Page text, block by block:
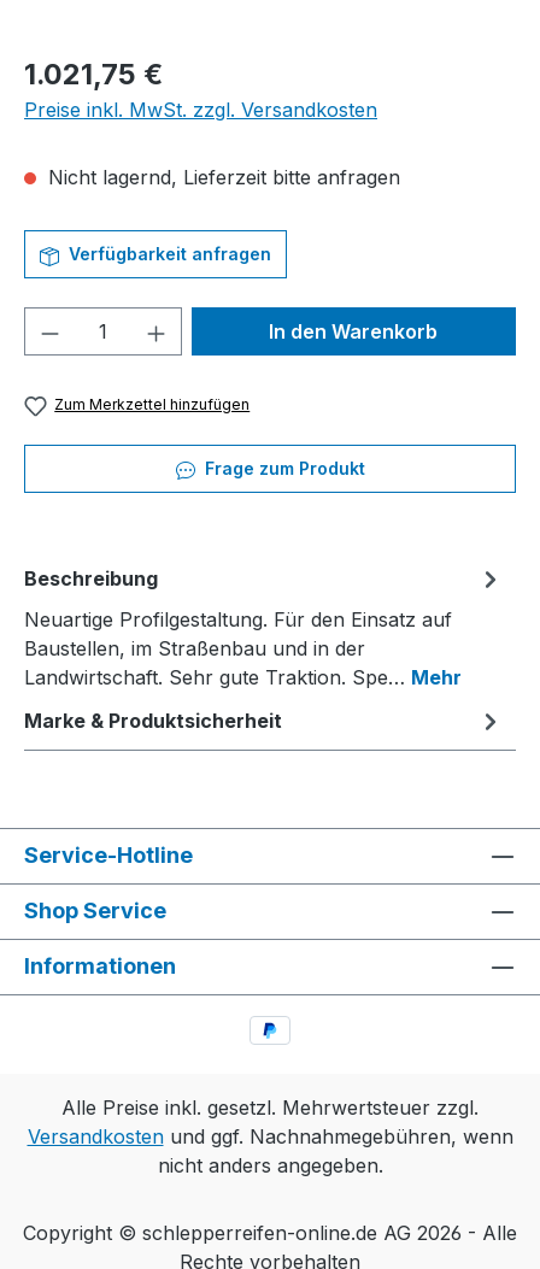
Regulärer Preis:
1.021,75 €
Preise inkl. MwSt. zzgl. Versandkosten
Nicht lagernd, Lieferzeit bitte anfragen
Verfügbarkeit anfragen
Produkt Anzahl: Gib denIn den Warenkorb
Zum Merkzettel hinzufügen
Frage zum Produkt
Beschreibung
Neuartige Profilgestaltung. Für den Einsatz auf
Baustellen, im Straßenbau und in der
Landwirtschaft. Sehr gute Traktion. Spe… Mehr
Marke & Produktsicherheit
Service-Hotline
Shop Service
Informationen
Alle Preise inkl. gesetzl. Mehrwertsteuer zzgl.
Versandkostenund ggf. Nachnahmegebühren, wenn
nicht anders angegeben.
Copyright © schlepperreifen-online.de AG 2026 - Alle
Rechte vorbehalten